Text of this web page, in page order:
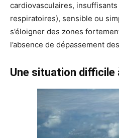
cardiovasculaires,
respiratoires), sensible ou
s’éloigner des zones
l’absence de dépassement
Une situation difficile